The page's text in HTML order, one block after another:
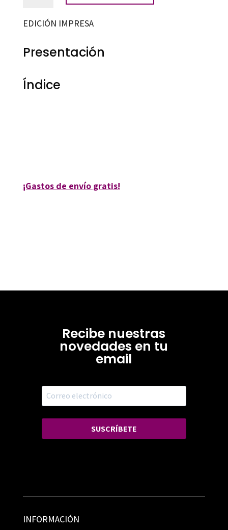
9
PRIMARIA)
EDICIÓN IMPRESA
Presentación
Índice
¡Gastos de envío gratis!
Recibe nuestras
novedades en tu
email
SUSCRÍBETE
INFORMACIÓN